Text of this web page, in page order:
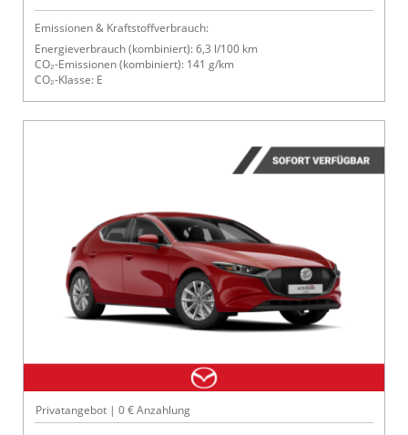
Emissionen & Kraftstoffverbrauch:
Energieverbrauch (kombiniert): 6,3 l/100 km
CO₂-Emissionen (kombiniert): 141 g/km
CO₂-Klasse: E
Privatangebot | 0 € Anzahlung